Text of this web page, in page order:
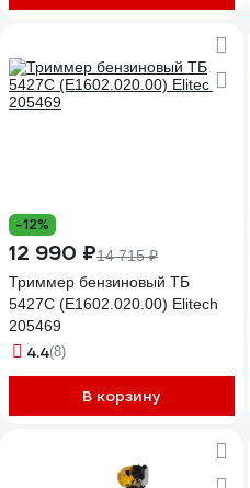
-12%
12 990 ₽14 715 ₽
Триммер бензиновый ТБ
5427С (E1602.020.00) Elitech
205469
4.4(8)
В корзину